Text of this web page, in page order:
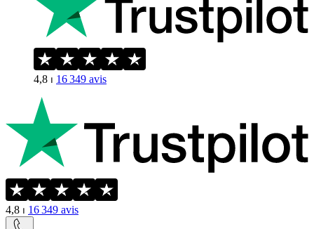
4,8 ⏐ 16 349 avis
4,8 ⏐ 16 349 avis